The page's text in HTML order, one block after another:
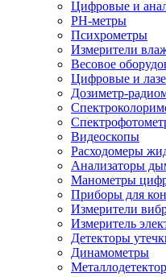
Цифровые и
PH-метры
Психрометры
Измерители
Весовое
Цифровые и
Дозиметр-
Видеоскопы
Расходомеры
Анализаторы
Манометры
Приборы для
Измерители
Измеритель
Детекторы
Динамометры